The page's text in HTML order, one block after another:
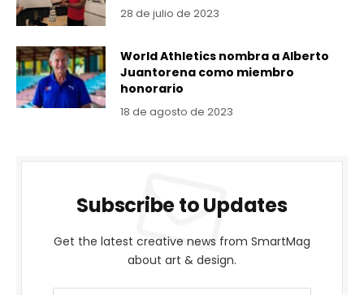
28 de julio de 2023
World Athletics nombra a Alberto
Juantorena como miembro
honorario
18 de agosto de 2023
Subscribe to Updates
Get the latest creative news from SmartMag
about art & design.